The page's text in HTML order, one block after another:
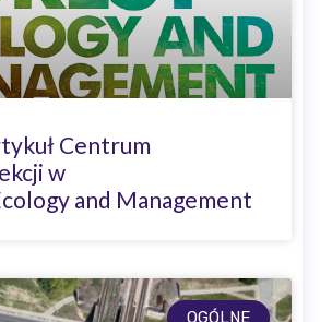
Centrum
w
and Management
OGÓLNE